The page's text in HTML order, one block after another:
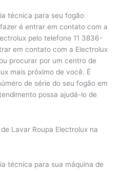
técnica para seu fogão
é entrar em contato com a
pelo telefone 11 3836-
em contato com a Electrolux
procurar por um centro de
mais próximo de você. É
de série do seu fogão em
possa ajudá-lo de
Lavar Roupa Electrolux na
técnica para sua máquina de